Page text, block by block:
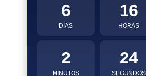
6
DÍAS
16
HORAS
2
MINUTOS
23
SEGUNDOS